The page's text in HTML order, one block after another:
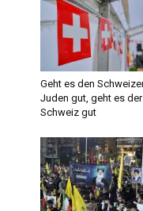
Geht es den
Juden gut, geht es der
Schweiz gut